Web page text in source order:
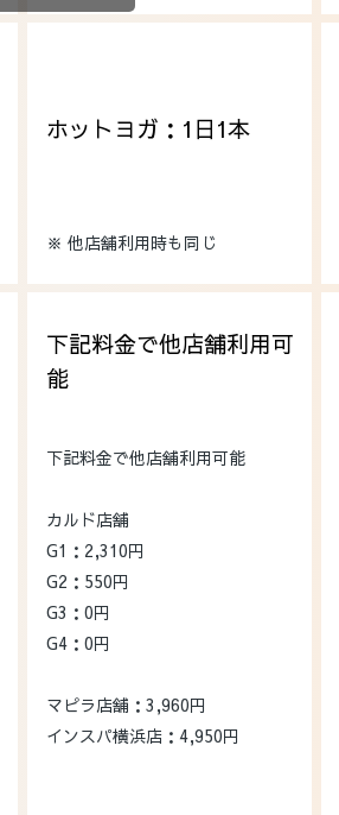
ホットヨガ：1日1本
※ 他店舗利用時も同じ
下記料金で他店舗利用可
能
下記料金で他店舗利用可能
カルド店舗
G1：2,310円
G2：550円
G3：0円
G4：0円
マピラ店舗：3,960円
インスパ横浜店：4,950円